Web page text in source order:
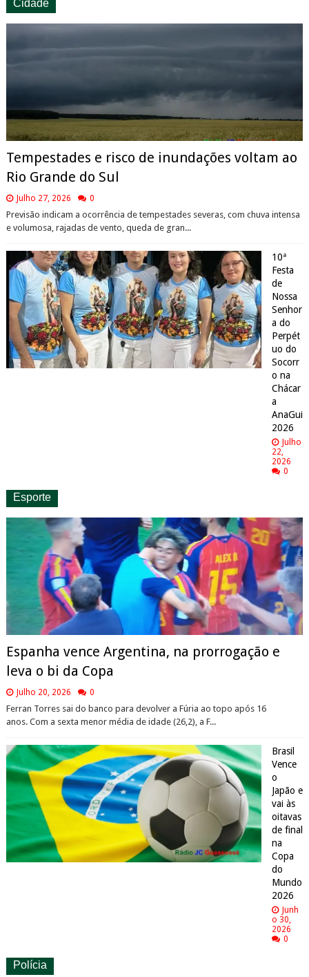
Cidade
Tempestades e risco de inundações voltam ao
Rio Grande do Sul
Julho 27, 2026 0
Previsão indicam a ocorrência de tempestades severas, com chuva intensa
e volumosa, rajadas de vento, queda de gran...
10ª
Festa
de
Nossa
Senhor
a do
Perpét
uo do
Socorr
o na
Chácar
a
AnaGui
2026
Julho
22,
2026
0
Esporte
Espanha vence Argentina, na prorrogação e
leva o bi da Copa
Julho 20, 2026 0
Ferran Torres sai do banco para devolver a Fúria ao topo após 16
anos. Com a sexta menor média de idade (26,2), a F...
Brasil
Vence
o
Japão e
vai às
oitavas
de final
na
Copa
do
Mundo
2026
Junh
o 30,
2026
0
Polícia